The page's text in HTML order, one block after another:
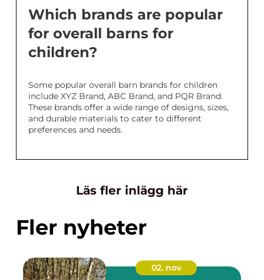
Which brands are popular
for overall barns for
children?
Some popular overall barn brands for children
include XYZ Brand, ABC Brand, and PQR Brand.
These brands offer a wide range of designs, sizes,
and durable materials to cater to different
preferences and needs.
Läs fler inlägg här
Fler nyheter
02. nov